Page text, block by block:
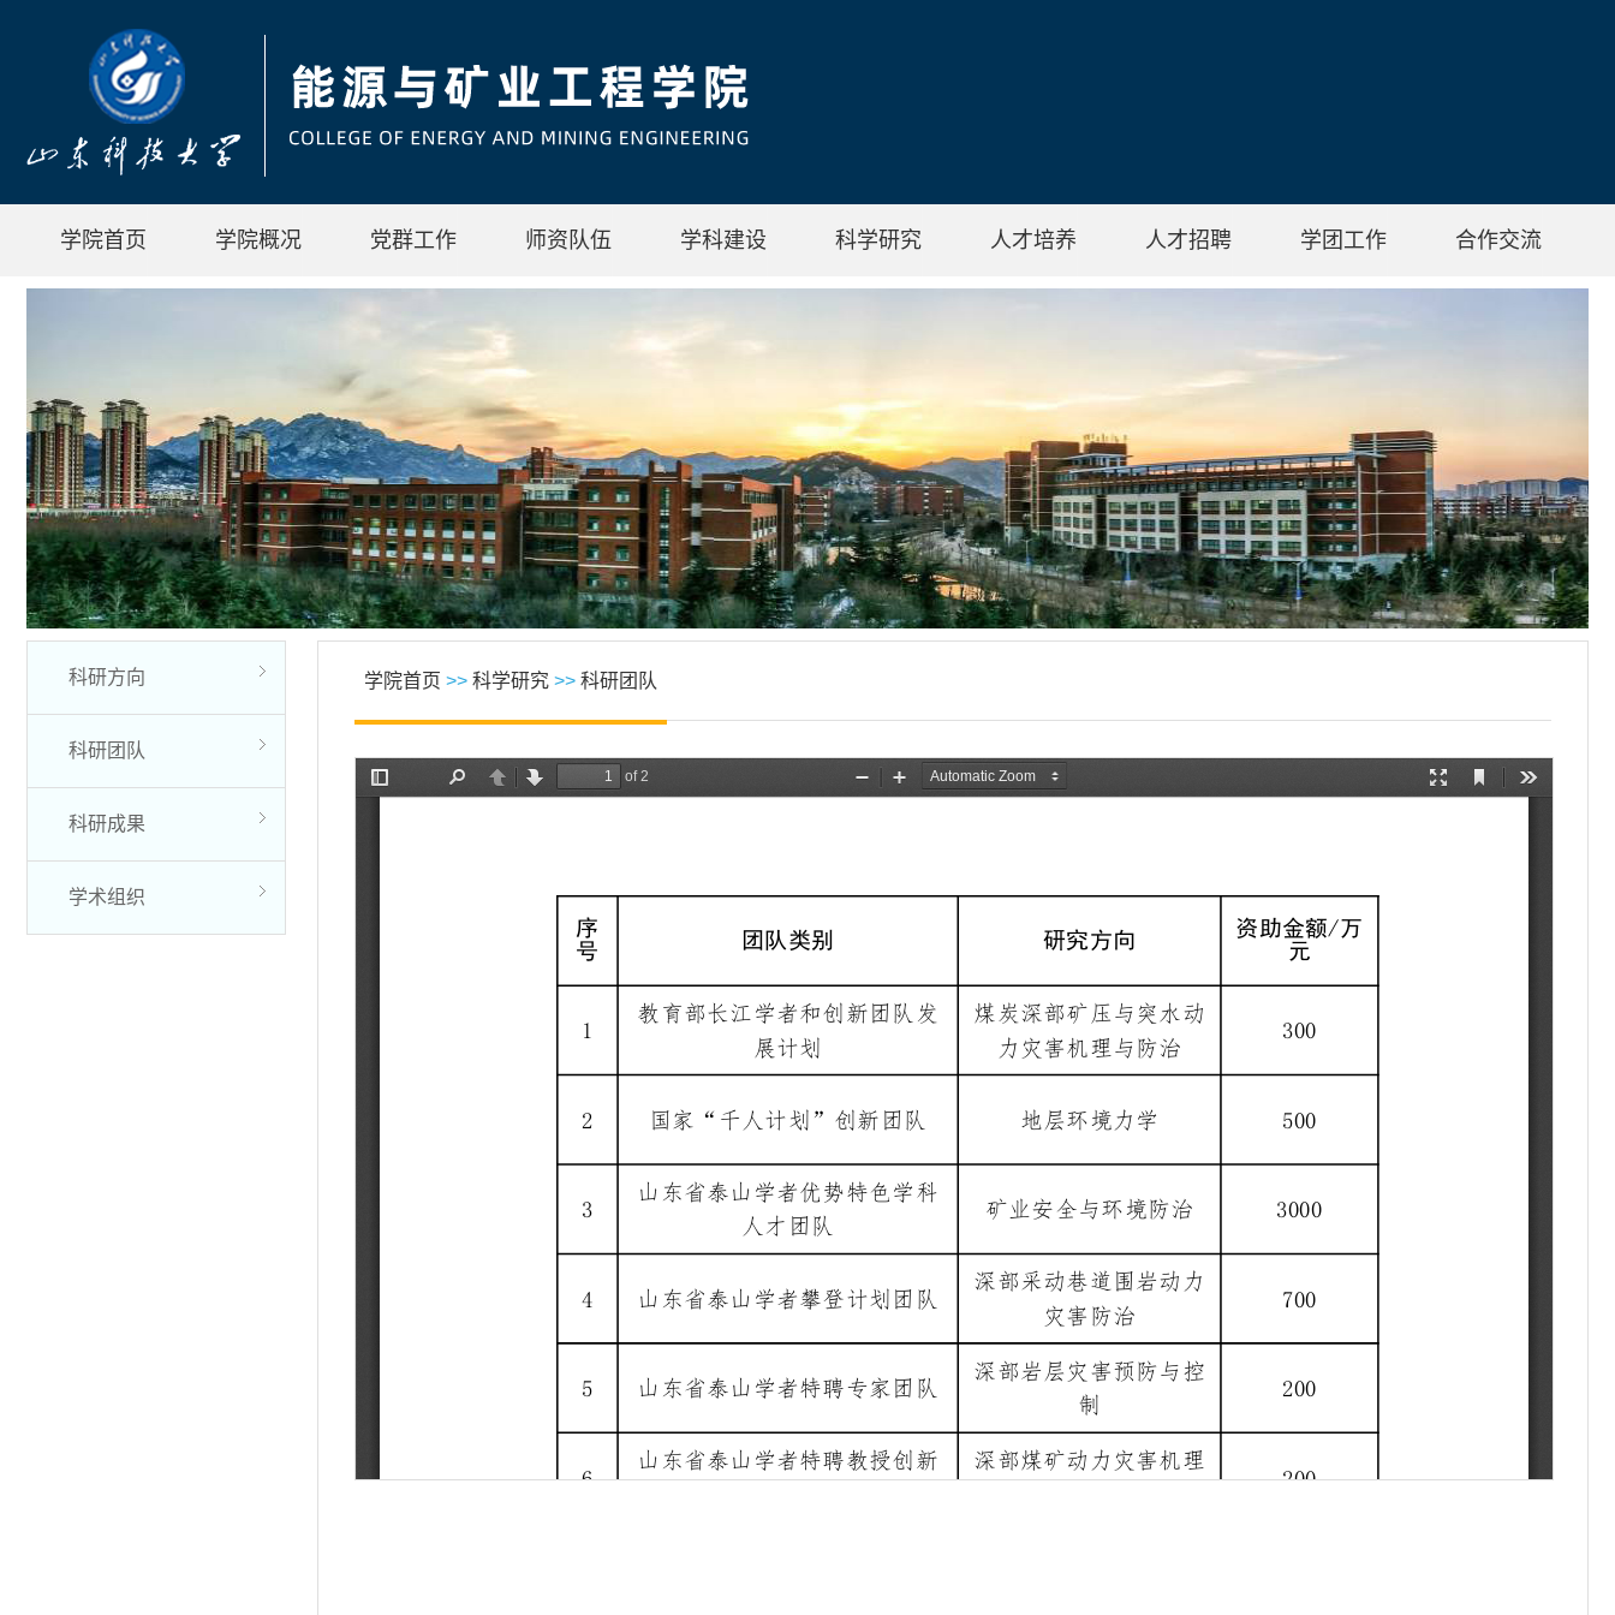
学院首页 学院概况 党群工作 师资队伍 学科建设 科学研究 人才培养 人才招聘 学团工作 合作交流
科研方向
科研团队
科研成果
学术组织
学院首页 >> 科学研究 >> 科研团队